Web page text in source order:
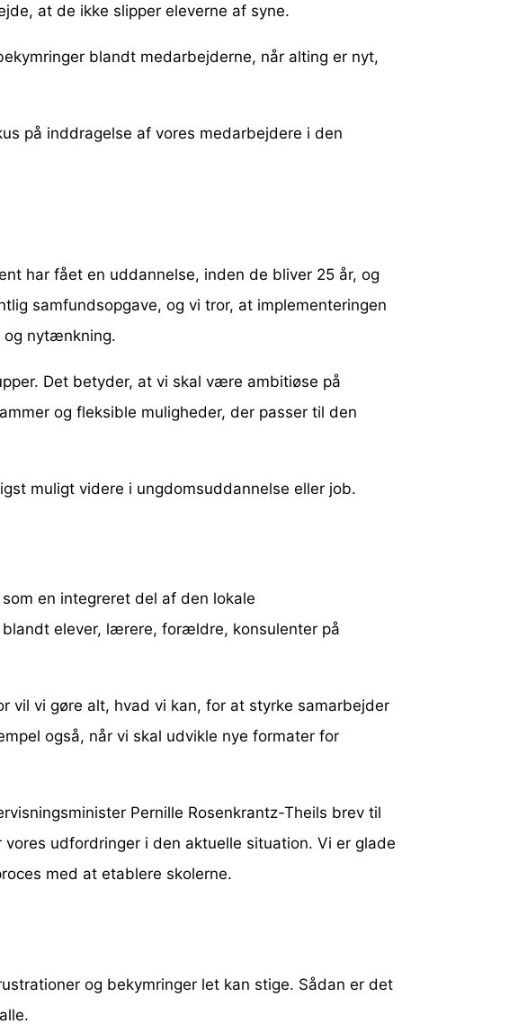
at de ikke slipper eleverne af syne.
blandt medarbejderne, når alting er nyt,
på inddragelse af vores medarbejdere i den
har fået en uddannelse, inden de bliver 25 år, og
samfundsopgave, og vi tror, at implementeringen
og nytænkning.
Det betyder, at vi skal være ambitiøse på
og fleksible muligheder, der passer til den
muligt videre i ungdomsuddannelse eller job.
en integreret del af den lokale
elever, lærere, forældre, konsulenter på
vi gøre alt, hvad vi kan, for at styrke samarbejder
også, når vi skal udvikle nye formater for
Pernille Rosenkrantz-Theils brev til
udfordringer i den aktuelle situation. Vi er glade
med at etablere skolerne.
og bekymringer let kan stige. Sådan er det